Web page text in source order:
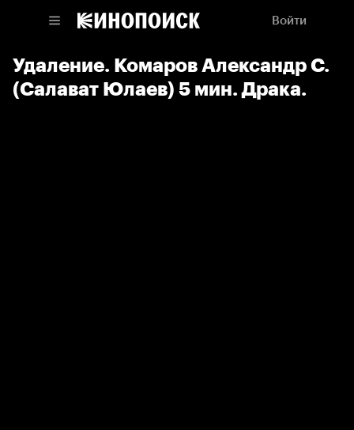
Войти
Удаление. Комаров Александр С.
(Салават Юлаев) 5 мин. Драка.